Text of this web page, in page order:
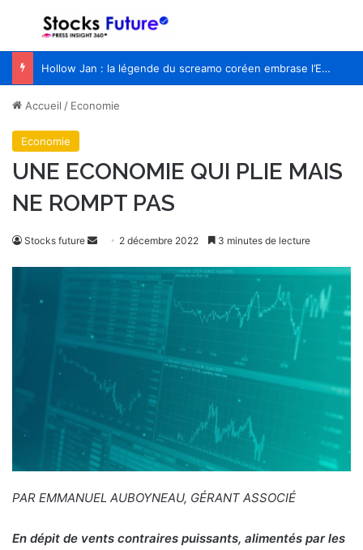
Menu
Hollow Jan : la légende du screamo coréen embrase l’Europe pour la première fois
Accueil / Economie
Economie
UNE ECONOMIE QUI PLIE MAIS
NE ROMPT PAS
Stocks future
u
r
r
e
2 décembre 2022 3 minutes de lecture
PAR EMMANUEL AUBOYNEAU, GÉRANT ASSOCIÉ
En dépit de vents contraires puissants, alimentés par les